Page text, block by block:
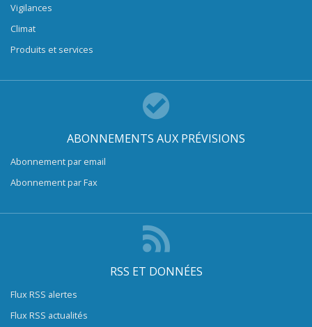
Vigilances
Climat
Produits et services
ABONNEMENTS AUX PRÉVISIONS
Abonnement par email
Abonnement par Fax
RSS ET DONNÉES
Flux RSS alertes
Flux RSS actualités